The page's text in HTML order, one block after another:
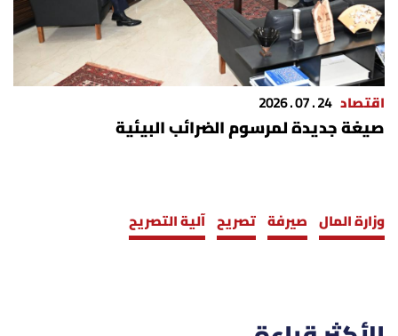
اقتصاد 24 . 07 . 2026
صيغة جديدة لمرسوم الضرائب البيئية
وزارة المال صيرفة تصريح آلية التصريح